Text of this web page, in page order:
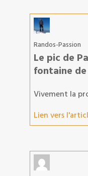
Randos-Passion
Le pic de
fontaine de
Vivement la
Lien vers